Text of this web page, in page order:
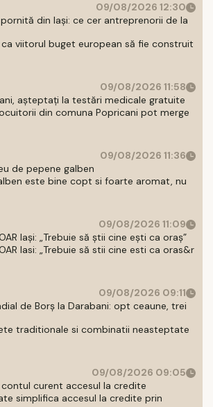
09/08/2026 12:30
din Iași: ce cer antreprenorii de la
viitorul buget european să fie construit
09/08/2026 11:58
așteptați la testări medicale gratuite
din comuna Popricani pot merge
09/08/2026 11:36
de pepene galben
este bine copt si foarte aromat, nu
09/08/2026 11:09
Iași: „Trebuie să știi cine ești ca oraș”
Iasi: „Trebuie să stii cine esti ca oras&r
09/08/2026 09:11
de Borș la Darabani: opt ceaune, trei
traditionale si combinatii neasteptate
09/08/2026 09:05
curent accesul la credite
simplifica accesul la credite prin